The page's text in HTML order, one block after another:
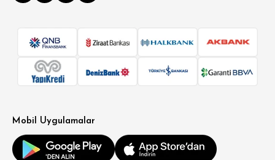
SÜPER SLİM FİT
RELAX FİT
OVERSİZE
Mobil Uygulamalar